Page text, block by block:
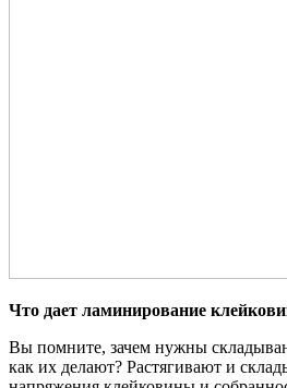
Что дает ламинирование
Вы помните, зачем нужны
как их делают? Растягивают и